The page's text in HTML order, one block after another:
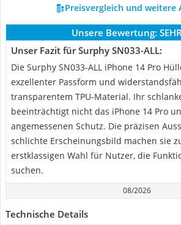
Preisvergleich und weitere
Unsere Bewertung:
Unser Fazit für Surphy SN033-ALL:
Die Surphy SN033-ALL iPhone 14 Pro
exzellenter Passform und
transparentem TPU-Material. Ihr
beeinträchtigt nicht das iPhone 14 Pro
angemessenen Schutz. Die präzisen
schlichte Erscheinungsbild machen sie
erstklassigen Wahl für Nutzer, die
suchen.
08/2026
Technische Details